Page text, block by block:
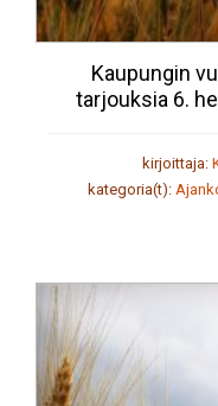
Kaupungin
tarjouksia 6.
kirjoittaja:
kategoria(t):